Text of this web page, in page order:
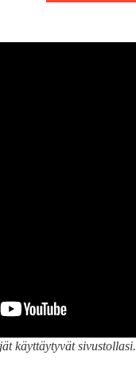
käyttäytyvät sivustollasi.